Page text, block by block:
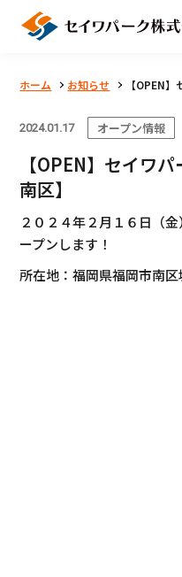
ホーム お知らせ 【OPEN
2024.01.17 オープン情報
【OPEN】セイワ
南区】
２０２４年２月１６日（
ープンします！
所在地：福岡県福岡市南